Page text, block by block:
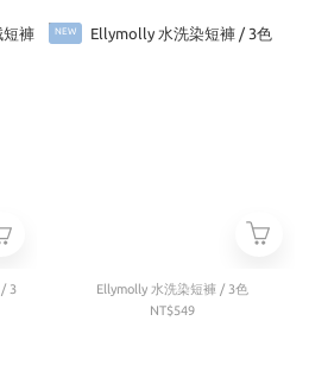
3
NEW
Ellymolly 水洗染短褲 / 3色
NT$549